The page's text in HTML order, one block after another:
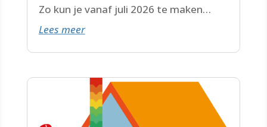
Zo kun je vanaf juli 2026 te maken
krijgen met een wachtlijst.
Lees meer